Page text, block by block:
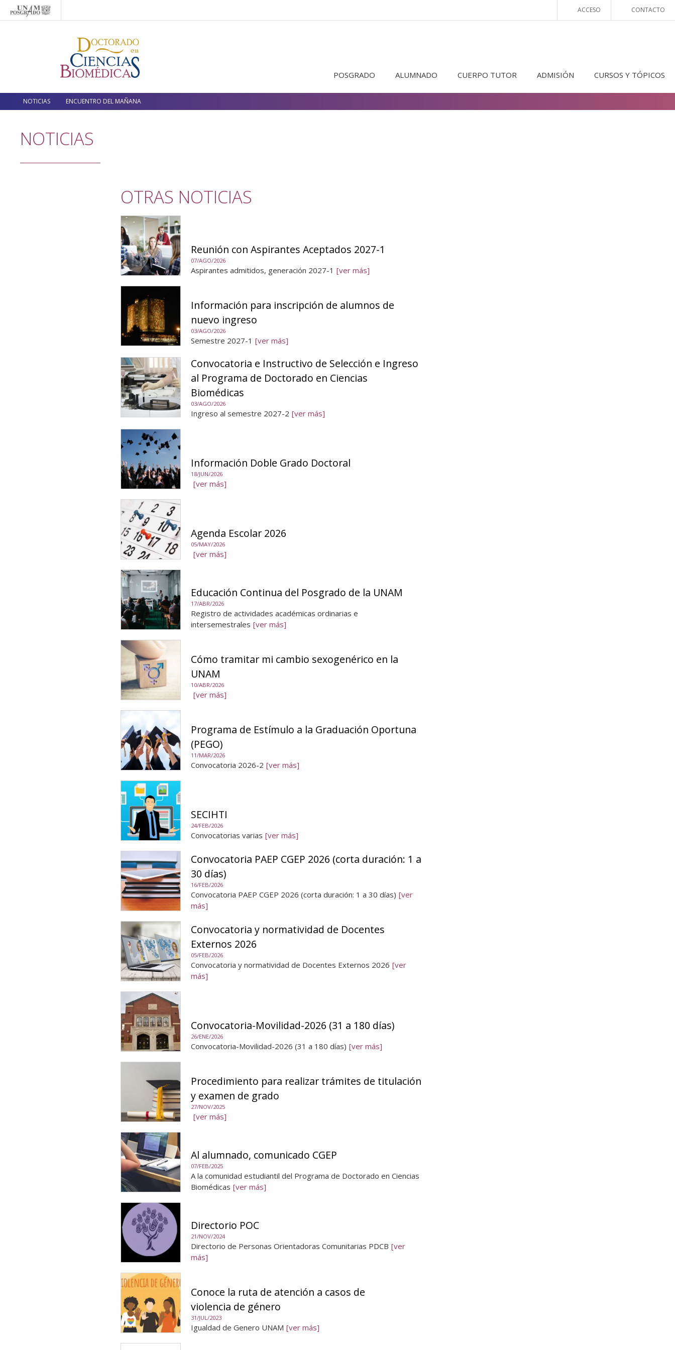
ACCESO CONTACTO
POSGRADO ALUMNADO CUERPO TUTOR ADMISIÓN CURSOS Y TÓPICOS
NOTICIAS ENCUENTRO DEL MAÑANA
NOTICIAS
OTRAS NOTICIAS
Reunión con Aspirantes Aceptados 2027-1
07/AGO/2026
Aspirantes admitidos, generación 2027-1 [ver más]
Información para inscripción de alumnos de
nuevo ingreso
03/AGO/2026
Semestre 2027-1 [ver más]
Convocatoria e Instructivo de Selección e Ingreso
al Programa de Doctorado en Ciencias
Biomédicas
03/AGO/2026
Ingreso al semestre 2027-2 [ver más]
Información Doble Grado Doctoral
18/JUN/2026
[ver más]
Agenda Escolar 2026
05/MAY/2026
[ver más]
Educación Continua del Posgrado de la UNAM
17/ABR/2026
Registro de actividades académicas ordinarias e
intersemestrales [ver más]
Cómo tramitar mi cambio sexogenérico en la
UNAM
10/ABR/2026
[ver más]
Programa de Estímulo a la Graduación Oportuna
(PEGO)
11/MAR/2026
Convocatoria 2026-2 [ver más]
SECIHTI
24/FEB/2026
Convocatorias varias [ver más]
Convocatoria PAEP CGEP 2026 (corta duración: 1 a
30 días)
16/FEB/2026
Convocatoria PAEP CGEP 2026 (corta duración: 1 a 30 días) [ver
más]
Convocatoria y normatividad de Docentes
Externos 2026
05/FEB/2026
Convocatoria y normatividad de Docentes Externos 2026 [ver
más]
Convocatoria-Movilidad-2026 (31 a 180 días)
26/ENE/2026
Convocatoria-Movilidad-2026 (31 a 180 días) [ver más]
Procedimiento para realizar trámites de titulación
y examen de grado
27/NOV/2025
[ver más]
Al alumnado, comunicado CGEP
07/FEB/2025
A la comunidad estudiantil del Programa de Doctorado en Ciencias
Biomédicas [ver más]
Directorio POC
21/NOV/2024
Directorio de Personas Orientadoras Comunitarias PDCB [ver
más]
Conoce la ruta de atención a casos de
violencia de género
31/JUL/2023
Igualdad de Genero UNAM [ver más]